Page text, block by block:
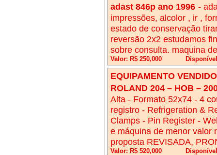
adast 846p ano 1996 -
impressões, alcolor , ir ,
estado de conservação
reversão 2x2 estudamos
sobre consulta. maquina
Valor: R$ 250,000
EQUIPAMENTO
ROLAND 204 – HOB –
Alta - Formato 52x74 - 4
registro - Refrigeration &
Clamps - Pin Register -
e máquina de menor valor
proposta REVISADA,
Valor: R$ 520,000